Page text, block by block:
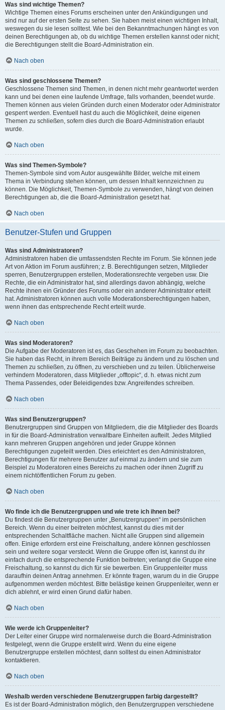
Was sind wichtige Themen?
Wichtige Themen eines Forums erscheinen unter den Ankündigungen und
sind nur auf der ersten Seite zu sehen. Sie haben meist einen wichtigen Inhalt,
weswegen du sie lesen solltest. Wie bei den Bekanntmachungen hängt es von
deinen Berechtigungen ab, ob du wichtige Themen erstellen kannst oder nicht;
die Berechtigungen stellt die Board-Administration ein.
Nach oben
Was sind geschlossene Themen?
Geschlossene Themen sind Themen, in denen nicht mehr geantwortet werden
kann und bei denen eine laufende Umfrage, falls vorhanden, beendet wurde.
Themen können aus vielen Gründen durch einen Moderator oder Administrator
gesperrt werden. Eventuell hast du auch die Möglichkeit, deine eigenen
Themen zu schließen, sofern dies durch die Board-Administration erlaubt
wurde.
Nach oben
Was sind Themen-Symbole?
Themen-Symbole sind vom Autor ausgewählte Bilder, welche mit einem
Thema in Verbindung stehen können, um dessen Inhalt kennzeichnen zu
können. Die Möglichkeit, Themen-Symbole zu verwenden, hängt von deinen
Berechtigungen ab, die die Board-Administration gesetzt hat.
Nach oben
Benutzer-Stufen und Gruppen
Was sind Administratoren?
Administratoren haben die umfassendsten Rechte im Forum. Sie können jede
Art von Aktion im Forum ausführen; z. B. Berechtigungen setzen, Mitglieder
sperren, Benutzergruppen erstellen, Moderationsrechte vergeben usw. Die
Rechte, die ein Administrator hat, sind allerdings davon abhängig, welche
Rechte ihnen ein Gründer des Forums oder ein anderer Administrator erteilt
hat. Administratoren können auch volle Moderationsberechtigungen haben,
wenn ihnen das entsprechende Recht erteilt wurde.
Nach oben
Was sind Moderatoren?
Die Aufgabe der Moderatoren ist es, das Geschehen im Forum zu beobachten.
Sie haben das Recht, in ihrem Bereich Beiträge zu ändern und zu löschen und
Themen zu schließen, zu öffnen, zu verschieben und zu teilen. Üblicherweise
verhindern Moderatoren, dass Mitglieder „offtopic“, d. h. etwas nicht zum
Thema Passendes, oder Beleidigendes bzw. Angreifendes schreiben.
Nach oben
Was sind Benutzergruppen?
Benutzergruppen sind Gruppen von Mitgliedern, die die Mitglieder des Boards
in für die Board-Administration verwaltbare Einheiten aufteilt. Jedes Mitglied
kann mehreren Gruppen angehören und jeder Gruppe können
Berechtigungen zugeteilt werden. Dies erleichtert es den Administratoren,
Berechtigungen für mehrere Benutzer auf einmal zu ändern und sie zum
Beispiel zu Moderatoren eines Bereichs zu machen oder ihnen Zugriff zu
einem nichtöffentlichen Forum zu geben.
Nach oben
Wo finde ich die Benutzergruppen und wie trete ich ihnen bei?
Du findest die Benutzergruppen unter „Benutzergruppen“ im persönlichen
Bereich. Wenn du einer beitreten möchtest, kannst du dies mit der
entsprechenden Schaltfläche machen. Nicht alle Gruppen sind allgemein
offen. Einige erfordern erst eine Freischaltung, andere können geschlossen
sein und weitere sogar versteckt. Wenn die Gruppe offen ist, kannst du ihr
einfach durch die entsprechende Funktion beitreten; verlangt die Gruppe eine
Freischaltung, so kannst du dich für sie bewerben. Ein Gruppenleiter muss
daraufhin deinen Antrag annehmen. Er könnte fragen, warum du in die Gruppe
aufgenommen werden möchtest. Bitte belästige keinen Gruppenleiter, wenn er
dich ablehnt, er wird einen Grund dafür haben.
Nach oben
Wie werde ich Gruppenleiter?
Der Leiter einer Gruppe wird normalerweise durch die Board-Administration
festgelegt, wenn die Gruppe erstellt wird. Wenn du eine eigene
Benutzergruppe erstellen möchtest, dann solltest du einen Administrator
kontaktieren.
Nach oben
Weshalb werden verschiedene Benutzergruppen farbig dargestellt?
Es ist der Board-Administration möglich, den Benutzergruppen verschiedene